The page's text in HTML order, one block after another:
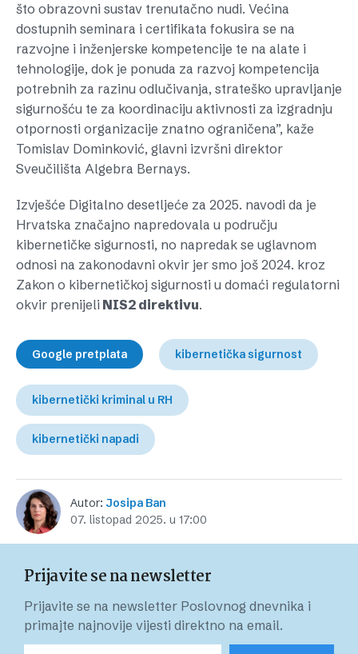
što obrazovni sustav trenutačno nudi. Većina
dostupnih seminara i certifikata fokusira se na
razvojne i inženjerske kompetencije te na alate i
tehnologije, dok je ponuda za razvoj kompetencija
potrebnih za razinu odlučivanja, strateško upravljanje
sigurnošću te za koordinaciju aktivnosti za izgradnju
otpornosti organizacije znatno ograničena”, kaže
Tomislav Dominković, glavni izvršni direktor
Sveučilišta Algebra Bernays.
Izvješće Digitalno desetljeće za 2025. navodi da je
Hrvatska značajno napredovala u području
kibernetičke sigurnosti, no napredak se uglavnom
odnosi na zakonodavni okvir jer smo još 2024. kroz
Zakon o kibernetičkoj sigurnosti u domaći regulatorni
okvir prenijeli NIS2 direktivu.
Google pretplata kibernetička sigurnost
kibernetički kriminal u RH
kibernetički napadi
Autor: Josipa Ban
07. listopad 2025. u 17:00
Prijavite se na newsletter
Prijavite se na newsletter Poslovnog dnevnika i
primajte najnovije vijesti direktno na email.